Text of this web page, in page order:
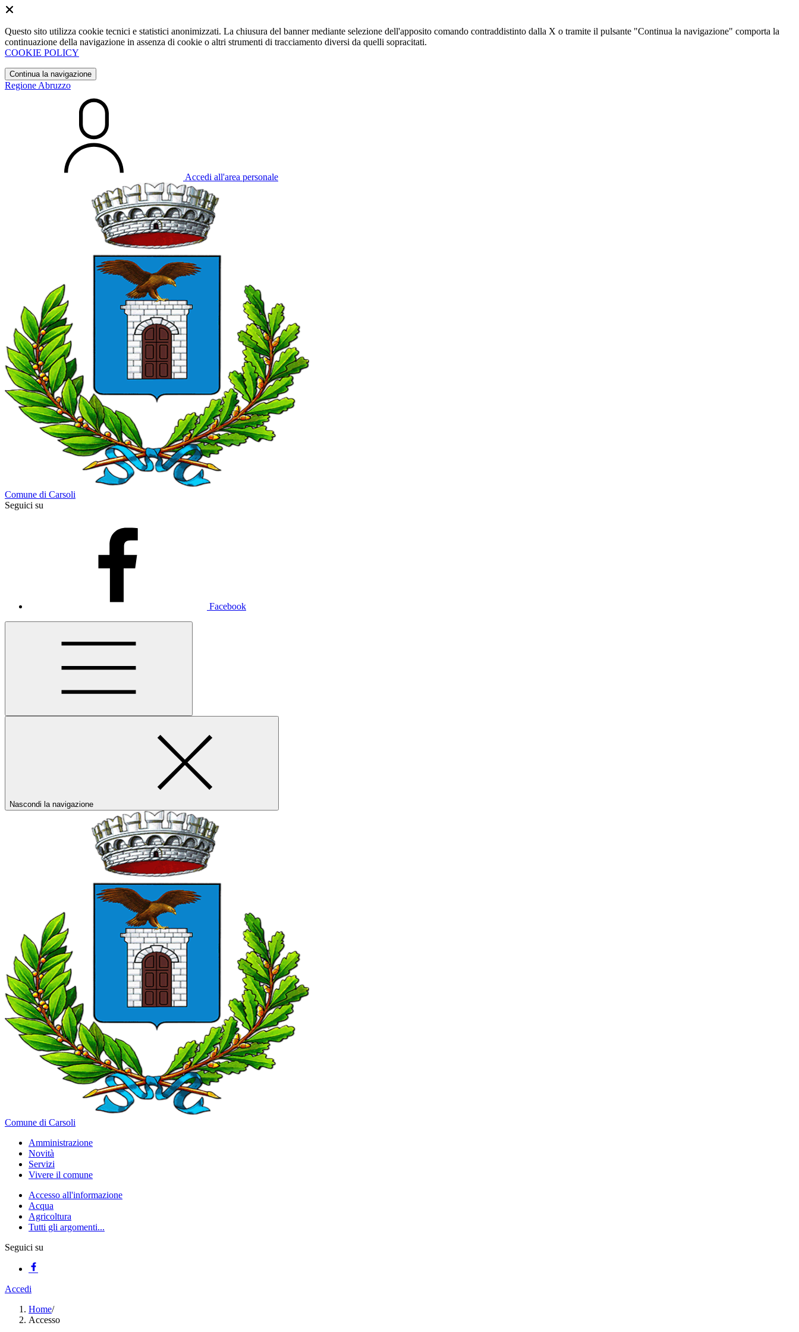
Questo sito utilizza cookie tecnici e statistici anonimizzati. La chiusura del banner mediante selezione dell'apposito comando contraddistinto dalla X o tramite il pulsante "Continua la navigazione" comporta la
continuazione della navigazione in assenza di cookie o altri strumenti di tracciamento diversi da quelli sopracitati.
COOKIE POLICY
Continua la navigazione
Regione Abruzzo
Accedi all'area personale
Comune di Carsoli
Seguici su
Facebook
Nascondi la navigazione
Comune di Carsoli
Amministrazione
Novità
Servizi
Vivere il comune
Accesso all'informazione
Acqua
Agricoltura
Tutti gli argomenti...
Seguici su
Accedi
Home/
Accesso